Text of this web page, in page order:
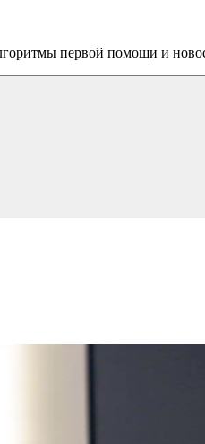
первой помощи и
Меню